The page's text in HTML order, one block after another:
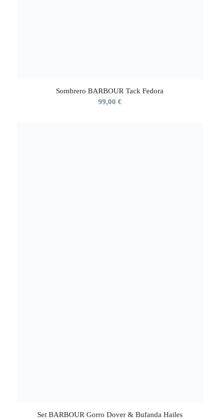
Sombrero BARBOUR Tack Fedora
99,00 €
Set BARBOUR Gorro Dover & Bufanda Hailes